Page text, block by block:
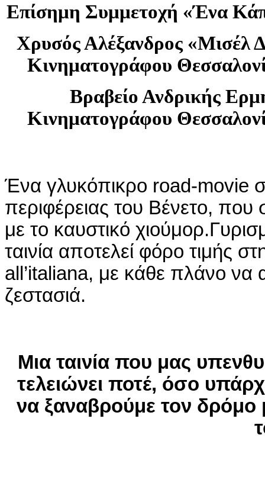
Επίσημη Συμμετοχή «Ένα
Χρυσός Αλέξανδρος «Μισέλ
Κινηματογράφου
Βραβείο Ανδρικής
Κινηματογράφου
Ένα γλυκόπικρο road‑movie
περιφέρειας του Βένετο, που
με το καυστικό
ταινία αποτελεί φόρο τιμής
all’italiana, με κάθε πλάνο να
ζεστασιά.
Μια ταινία που μας
τελειώνει ποτέ, όσο
να ξαναβρούμε τον δρόμο